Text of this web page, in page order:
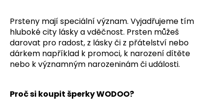
Prsteny mají speciální význam. Vyjadřujeme tím
hluboké city lásky a vděčnost. Prsten můžeš
darovat pro radost, z lásky či z přátelství nebo
dárkem například k promoci, k narození dítěte
nebo k významným narozeninám či události.
Proč si koupit šperky WODOO?
j
í
t
?